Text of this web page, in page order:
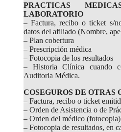
PRACTICAS
LABORATORIO
– Factura, recibo o ticket s/
datos del afiliado (Nombre,
– Plan cobertura
– Prescripción médica
– Fotocopia de los resultados
– Historia Clínica cuando
Auditoria Médica.
COSEGUROS DE OTRAS
– Factura, recibo o ticket
– Orden de Asistencia o de
– Orden del médico (fotocopia)
– Fotocopia de resultados, en